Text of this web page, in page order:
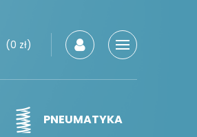
(0 zł)
PNEUMATYKA